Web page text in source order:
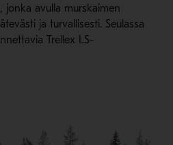
jonka avulla murskaimen
ja turvallisesti. Seulassa
Trellex LS-